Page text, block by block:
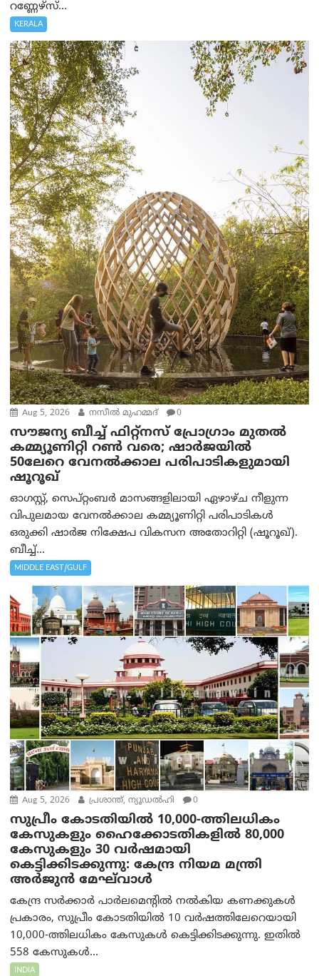
റണ്ണേഴ്‌സ്...
KERALA
Aug 5, 2026 നസീല്‍ മുഹമ്മദ് 0
സൗജന്യ ബീച്ച് ഫിറ്റ്നസ് പ്രോ​ഗ്രാം മുതൽ
കമ്മ്യൂണിറ്റി റൺ വരെ; ഷാർജയിൽ
50ലേറെ വേനൽക്കാല പരിപാടികളുമായി
ഷൂറൂഖ്
ഓഗസ്റ്റ്, സെപ്റ്റംബർ മാസങ്ങളിലായി ഏഴാഴ്ച നീളുന്ന
വിപുലമായ വേനൽക്കാല കമ്മ്യൂണിറ്റി പരിപാടികൾ
ഒരുക്കി ഷാർജ നിക്ഷേപ വികസന അതോറിറ്റി (ഷൂറൂഖ്).
ബീച്ച്...
MIDDLE EAST/GULF
Aug 5, 2026 പ്രശാന്ത്, ന്യൂഡല്‍ഹി 0
സുപ്രീം കോടതിയിൽ 10,000-ത്തിലധികം
കേസുകളും ഹൈക്കോടതികളിൽ 80,000
കേസുകളും 30 വർഷമായി
കെട്ടിക്കിടക്കുന്നു: കേന്ദ്ര നിയമ മന്ത്രി
അര്‍ജുന്‍ മേഘ്‌വാള്‍
കേന്ദ്ര സർക്കാർ പാർലമെന്റിൽ നൽകിയ കണക്കുകൾ
പ്രകാരം, സുപ്രീം കോടതിയിൽ 10 വർഷത്തിലേറെയായി
10,000-ത്തിലധികം കേസുകൾ കെട്ടിക്കിടക്കുന്നു. ഇതിൽ
558 കേസുകൾ...
INDIA